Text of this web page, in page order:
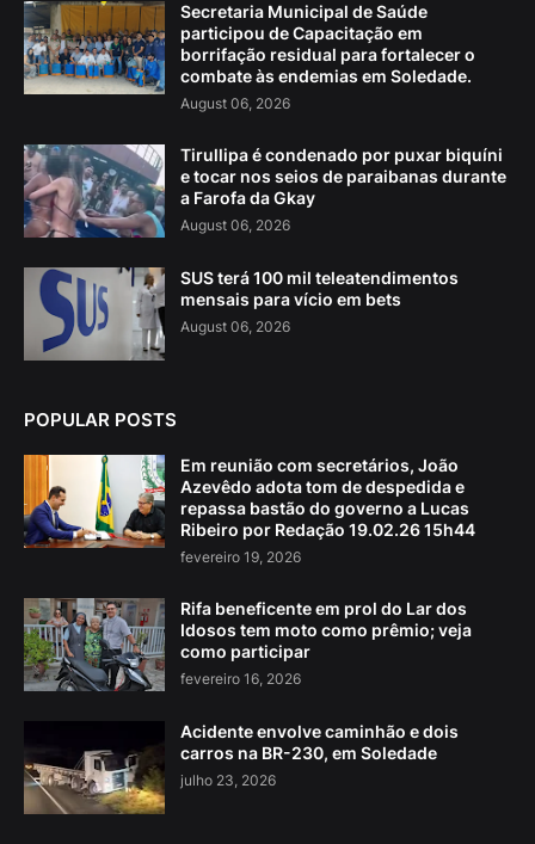
Secretaria Municipal de Saúde
participou de Capacitação em
borrifação residual para fortalecer o
combate às endemias em Soledade.
August 06, 2026
Tirullipa é condenado por puxar biquíni
e tocar nos seios de paraibanas durante
a Farofa da Gkay
August 06, 2026
SUS terá 100 mil teleatendimentos
mensais para vício em bets
August 06, 2026
POPULAR POSTS
Em reunião com secretários, João
Azevêdo adota tom de despedida e
repassa bastão do governo a Lucas
Ribeiro por Redação 19.02.26 15h44
fevereiro 19, 2026
Rifa beneficente em prol do Lar dos
Idosos tem moto como prêmio; veja
como participar
fevereiro 16, 2026
Acidente envolve caminhão e dois
carros na BR-230, em Soledade
julho 23, 2026